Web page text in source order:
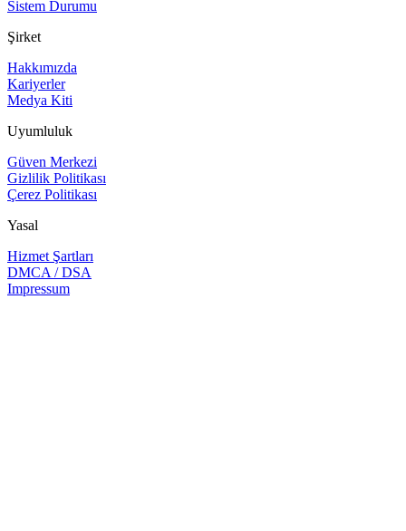
Sistem Durumu
Şirket
Hakkımızda
Kariyerler
Medya Kiti
Uyumluluk
Güven Merkezi
Gizlilik Politikası
Çerez Politikası
Yasal
Hizmet Şartları
DMCA / DSA
Impressum